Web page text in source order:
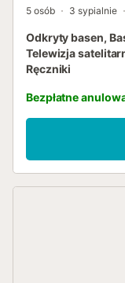
5 osób 3 sypialnie
Odkryty basen,
Telewizja
Ręczniki
Bezpłatne